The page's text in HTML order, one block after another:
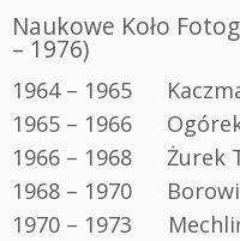
Naukowe Koło
– 1976)
1964 – 1965
1965 – 1966
1966 – 1968
Żurek
1968 – 1970
1970 – 1973